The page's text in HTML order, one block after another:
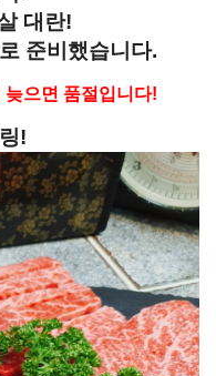
대란!
준비했습니다.
으면 품절입니다!
!